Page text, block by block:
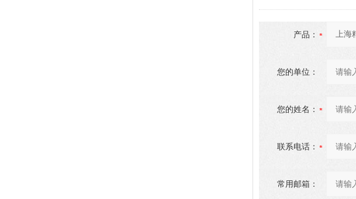
产品：
您的单位：
您的姓名：
联系电话：
常用邮箱：